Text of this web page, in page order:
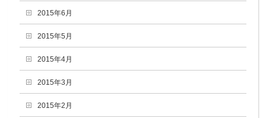
2015年6月
2015年5月
2015年4月
2015年3月
2015年2月